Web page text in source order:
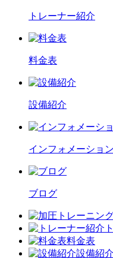
トレーナー紹介
料金表
設備紹介
インフォメーション
ブログ
料金表
設備紹介